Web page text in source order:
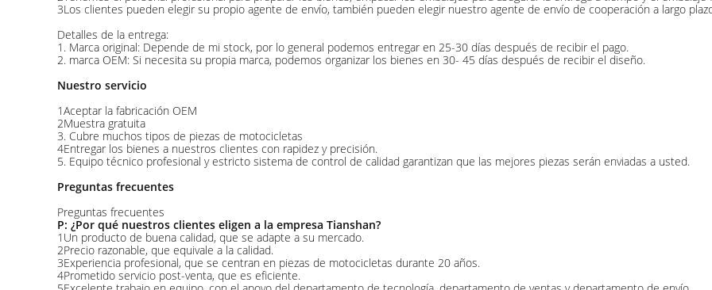
3Los clientes pueden elegir su propio agente de envío, también pueden elegir nuestro agente de envío de cooperación a largo
Detalles de la entrega:
1. Marca original: Depende de mi stock, por lo general podemos entregar en 25-30 días después de recibir el pago.
2. marca OEM: Si necesita su propia marca, podemos organizar los bienes en 30- 45 días después de recibir el diseño.
Nuestro servicio
1Aceptar la fabricación OEM
2Muestra gratuita
3. Cubre muchos tipos de piezas de motocicletas
4Entregar los bienes a nuestros clientes con rapidez y precisión.
5. Equipo técnico profesional y estricto sistema de control de calidad garantizan que las mejores piezas serán enviadas a usted.
Preguntas frecuentes
Preguntas frecuentes
P: ¿Por qué nuestros clientes eligen a la empresa Tianshan?
1Un producto de buena calidad, que se adapte a su mercado.
2Precio razonable, que equivale a la calidad.
3Experiencia profesional, que se centran en piezas de motocicletas durante 20 años.
4Prometido servicio post-venta, que es eficiente.